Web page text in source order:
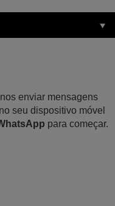
enviar mensagens
seu dispositivo móvel
para começar.